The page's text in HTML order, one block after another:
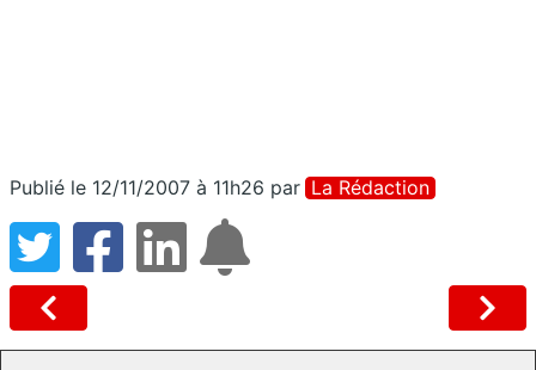
Publié le 12/11/2007 à 11h26 par La Rédaction